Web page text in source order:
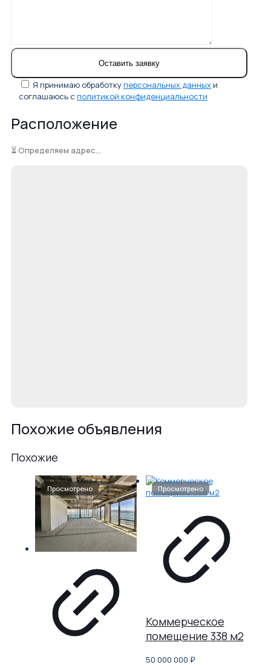
Я принимаю обработкуперсональных данных и
соглашаюсь с политикой конфиденциальности
Расположение
⏳ Определяем адрес...
Похожие объявления
Похожие
Коммерческое
помещение 338 м2
50 000 000 ₽